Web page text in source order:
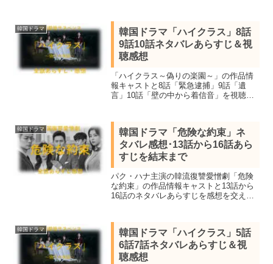
詳しく紹介。
韓国ドラマ
韓国ドラマ「ハイクラス」8話
9話10話ネタバレあらすじ＆視
聴感想
「ハイクラス～偽りの楽園～」の作品情
報キャストと8話「緊急逮捕」9話「遺
言」10話「壁の中から着信音」を視聴し
たパラサイト半地下の家族のチョ・ヨジ
ョン主演の愛憎サスペンス
韓国ドラマ
韓国ドラマ「危険な約束」ネ
タバレ感想･13話から16話あら
すじを結末まで
パク・ハナ主演の韓流復讐愛憎劇「危険
な約束」の作品情報キャストと13話から
16話のネタバレあらすじを感想を交え結
払わせるべく復讐を誓い7年後にスタイリ
ストして接近する。
韓国ドラマ
韓国ドラマ「ハイクラス」5話
6話7話ネタバレあらすじ＆視
聴感想